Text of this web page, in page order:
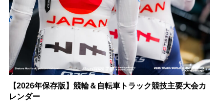
【2026年保存版】競輪＆自転車トラック競技主要大会カ
レンダー